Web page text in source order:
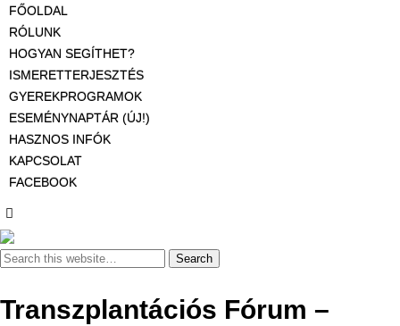
FŐOLDAL
RÓLUNK
HOGYAN SEGÍTHET?
ISMERETTERJESZTÉS
GYEREKPROGRAMOK
ESEMÉNYNAPTÁR (ÚJ!)
HASZNOS INFÓK
KAPCSOLAT
FACEBOOK
Transzplantációs Fórum –